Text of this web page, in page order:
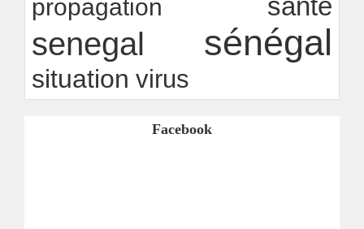
propagation santé
senegal sénégal
situation virus
Facebook